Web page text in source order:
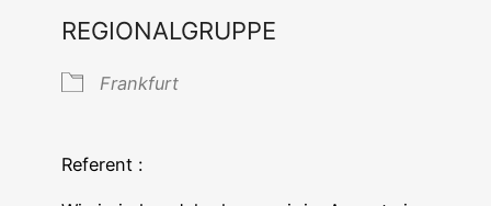
REGIONALGRUPPE
Frank­furt
Referent :